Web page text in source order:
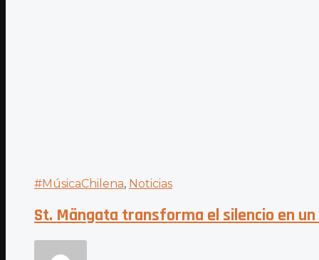
#MúsicaChilena, Noticias
St. Mängata transforma el silencio en